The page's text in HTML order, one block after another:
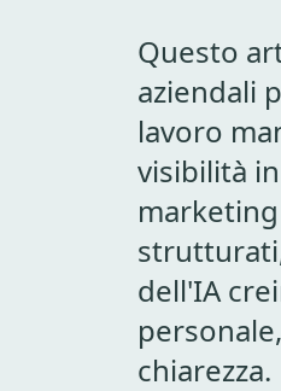
Questo
aziendali
lavoro
visibilità
dell'IA
chiarezza.